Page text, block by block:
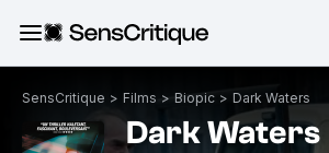
SensCritique > Films > Biopic > Dark Waters
Dark Waters